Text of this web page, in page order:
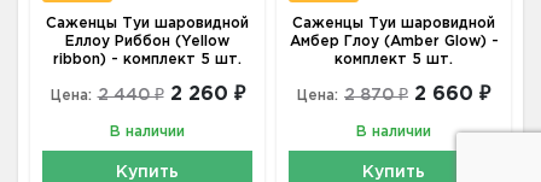
Саженцы Туи шаровидной
Еллоу Риббон (Yellow
ribbon) - комплект 5 шт.
Цена: 2 440 ₽ 2 260 ₽
В наличии
Купить
Саженцы Туи шаровидной
Амбер Глоу (Amber Glow) -
комплект 5 шт.
Цена: 2 870 ₽ 2 660 ₽
В наличии
Купить